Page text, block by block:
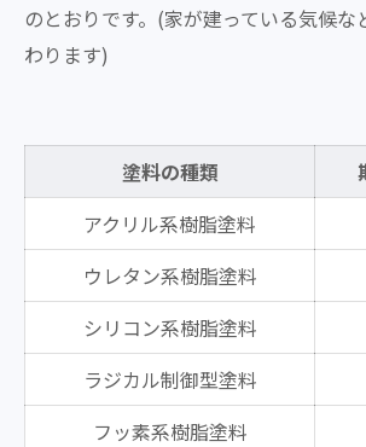
のとおりです。(家が建っている気候な
わります)
塗料の種類
アクリル系樹脂塗料
ウレタン系樹脂塗料
シリコン系樹脂塗料
ラジカル制御型塗料
フッ素系樹脂塗料